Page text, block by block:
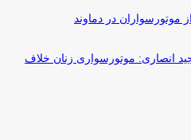
موتورسواران در دماوند
انصاری: موتورسواری زنان خلاف